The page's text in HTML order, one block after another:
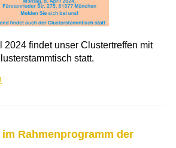
2024 findet unser Clustertreffen mit
statt.
im Rahmenprogramm der